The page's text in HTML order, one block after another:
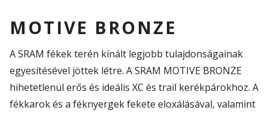
MOTIVE BRONZE
A SRAM fékek terén kínált legjobb tulajdonságainak
egyesítésével jöttek létre. A SRAM MOTIVE BRONZE
hihetetlenül erős és ideális XC és trail kerékpárokhoz. A
fékkarok és a féknyergek fekete eloxálásával, valamint